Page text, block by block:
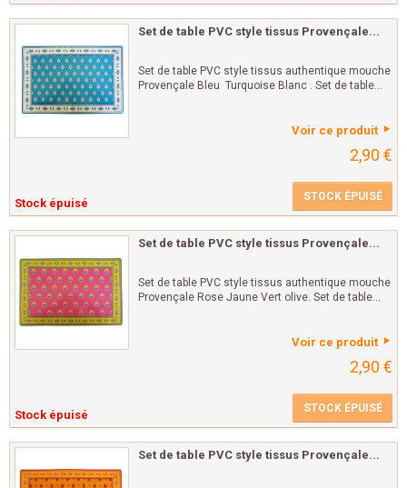
Set de table PVC style tissus Provençale...
Set de table PVC style tissus authentique mouche
Provençale Bleu Turquoise Blanc . Set de table...
Voir ce produit
2,90 €
Stock épuisé STOCK ÉPUISÉ
Set de table PVC style tissus Provençale...
Set de table PVC style tissus authentique mouche
Provençale Rose Jaune Vert olive. Set de table...
Voir ce produit
2,90 €
Stock épuisé STOCK ÉPUISÉ
Set de table PVC style tissus Provençale...